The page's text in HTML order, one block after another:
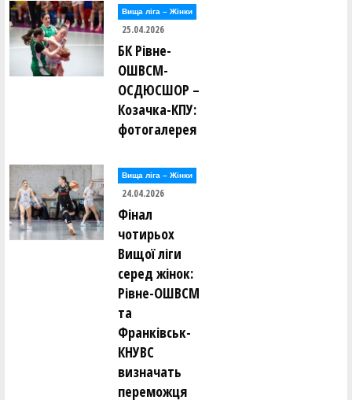
Вища лiга – Жiнки
25.04.2026
БК Рівне-
ОШВСМ-
ОСДЮСШОР –
Козачка-КПУ:
фотогалерея
Вища лiга – Жiнки
24.04.2026
Фінал
чотирьох
Вищої ліги
серед жінок:
Рівне-ОШВСМ
та
Франківськ-
КНУВС
визначать
переможця